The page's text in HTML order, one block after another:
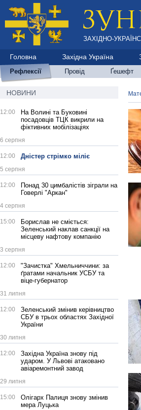
ЗАХІДНО-
Головна Західна Україна
Рефлексії Провід Ґешефт
НОВИНИ
12:00
На Волині та Буковині
посадовців ТЦК викрили на
фіктивних мобілізаціях
6 серпня
12:00 Дністер стрімко міліє
5 серпня
12:00
Понад 30 цимбалістів зіграли на
Говерлі "Аркан"
4 серпня
15:00
Борислав не сміється:
Зеленський наклав санкції на
місцеву нафтову компанію
3 серпня
12:00
"Зачистка" Хмельниччини: за
ґратами начальник УСБУ та
віце-губернатор
31 липня
12:00
Зеленський змінив керівництво
СБУ в трьох областях Західної
України
30 липня
12:00
Західна Україна знову під
ударом. У Львові атаковано
авіаремонтний завод
29 липня
15:00
Олігарх Палиця знову змінив
мера Луцька